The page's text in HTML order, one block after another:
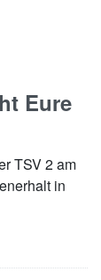
Eure
TSV 2 am
in